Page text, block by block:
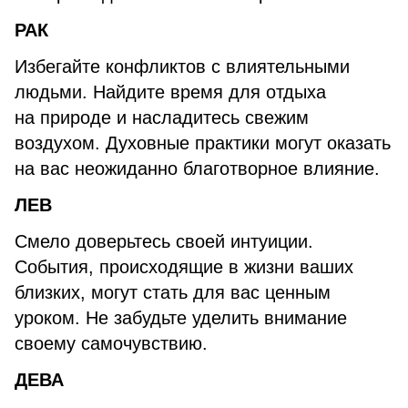
РАК
Избегайте конфликтов с влиятельными
людьми. Найдите время для отдыха
на природе и насладитесь свежим
воздухом. Духовные практики могут оказать
на вас неожиданно благотворное влияние.
ЛЕВ
Смело доверьтесь своей интуиции.
События, происходящие в жизни ваших
близких, могут стать для вас ценным
уроком. Не забудьте уделить внимание
своему самочувствию.
ДЕВА